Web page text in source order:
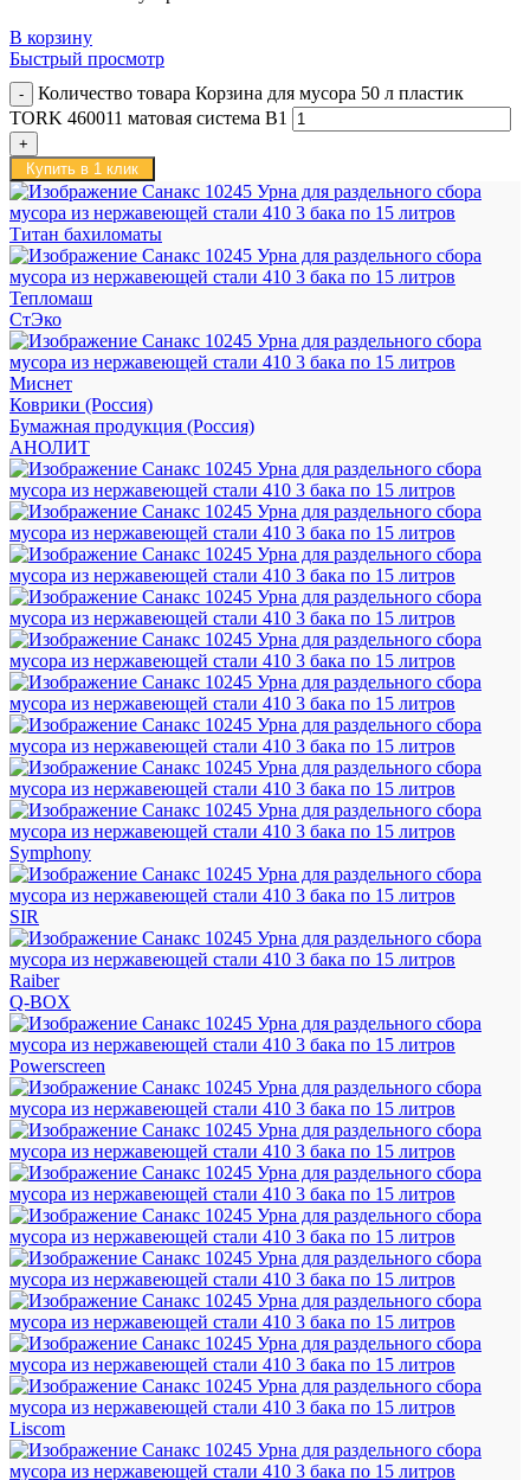
В корзину
Быстрый просмотр
Количество товара Корзина для мусора 50 л пластик
TORK 460011 матовая система B1
Купить в 1 клик
Титан бахиломаты
Тепломаш
СтЭко
Миснет
Коврики (Россия)
Бумажная продукция (Россия)
АНОЛИТ
Symphony
SIR
Raiber
Q-BOX
Powerscreen
Liscom